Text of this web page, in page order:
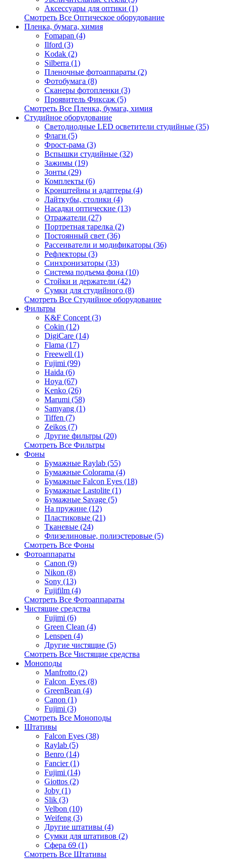
Аксессуары для оптики (1)
Смотреть Все Оптическое оборудование
Пленка, бумага, химия
Fomapan (4)
Ilford (3)
Kodak (2)
Silberra (1)
Пленочные фотоаппараты (2)
Фотобумага (8)
Сканеры фотопленки (3)
Проявитель Фиксаж (5)
Смотреть Все Пленка, бумага, химия
Студийное оборудование
Светодиодные LED осветители студийные (35)
Флаги (5)
Фрост-рама (3)
Вспышки студийные (32)
Зажимы (19)
Зонты (29)
Комплекты (6)
Кронштейны и адаптеры (4)
Лайткубы, столики (4)
Насадки оптические (13)
Отражатели (27)
Портретная тарелка (2)
Постоянный свет (36)
Рассеиватели и модификаторы (36)
Рефлекторы (3)
Синхронизаторы (33)
Система подъема фона (10)
Стойки и держатели (42)
Сумки для студийного (8)
Смотреть Все Студийное оборудование
Фильтры
K&F Concept (3)
Cokin (12)
DigiCare (14)
Flama (17)
Freewell (1)
Fujimi (99)
Haida (6)
Hoya (67)
Kenko (26)
Marumi (58)
Samyang (1)
Tiffen (7)
Zeikos (7)
Другие фильтры (20)
Смотреть Все Фильтры
Фоны
Бумажные Raylab (55)
Бумажные Colorama (4)
Бумажные Falcon Eyes (18)
Бумажные Lastolite (1)
Бумажные Savage (5)
На пружине (12)
Пластиковые (21)
Тканевые (24)
Флизелиновые, полиэстеровые (5)
Смотреть Все Фоны
Фотоаппараты
Canon (9)
Nikon (8)
Sony (13)
Fujifilm (4)
Смотреть Все Фотоаппараты
Чистящие средства
Fujimi (6)
Green Clean (4)
Lenspen (4)
Другие чистящие (5)
Смотреть Все Чистящие средства
Моноподы
Manfrotto (2)
Falcon_Eyes (8)
GreenBean (4)
Canon (1)
Fujimi (3)
Смотреть Все Моноподы
Штативы
Falcon Eyes (38)
Raylab (5)
Benro (14)
Fancier (1)
Fujimi (14)
Giottos (2)
Joby (1)
Slik (3)
Velbon (10)
Weifeng (3)
Другие штативы (4)
Сумки для штативов (2)
Сфера 69 (1)
Смотреть Все Штативы